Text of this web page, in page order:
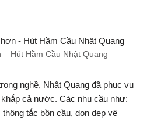
– Hút Hầm Cầu Nhật Quang
nghề, Nhật Quang đã phục vụ
cả nước. Các nhu cầu như:
tắc bồn cầu, dọn dẹp vệ